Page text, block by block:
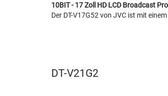
10BIT - 17 Zoll HD LCD Broadcast
Der DT-V17G52 von JVC ist mit
DT-V21G2